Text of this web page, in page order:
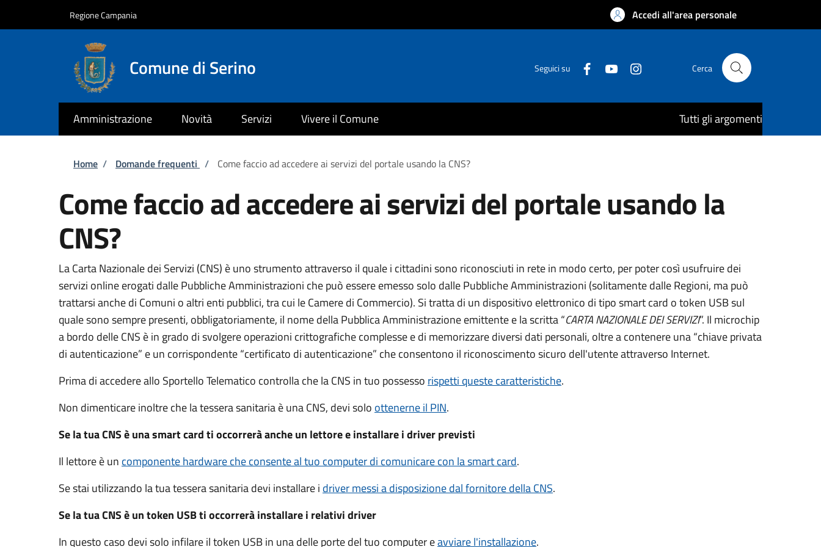
Regione Campania Accedi all'area personale
Comune di Serino Seguici su Cerca
Amministrazione Novità Servizi Vivere il Comune Tutti gli argomenti
Briciole di pane
Home / Domande frequenti / Come faccio ad accedere ai servizi del portale usando la CNS?
Come faccio ad accedere ai servizi del portale usando la
CNS?
La Carta Nazionale dei Servizi (CNS) è uno strumento attraverso il quale i cittadini sono riconosciuti in rete in modo certo, per poter così usufruire dei
servizi online erogati dalle Pubbliche Amministrazioni che può essere emesso solo dalle Pubbliche Amministrazioni (solitamente dalle Regioni, ma può
trattarsi anche di Comuni o altri enti pubblici, tra cui le Camere di Commercio). Si tratta di un dispositivo elettronico di tiposmart card o token USBsul
quale sono sempre presenti, obbligatoriamente, il nome della Pubblica Amministrazione emittente e la scritta “CARTA NAZIONALE DEI SERVIZI”. Il microchip
a bordo delle CNS è in grado di svolgere operazioni crittografiche complesse e di memorizzare diversi dati personali, oltre a contenere una “chiave privata
di autenticazione” e un corrispondente “certificato di autenticazione” che consentono il riconoscimento sicuro dell'utente attraverso Internet.
Prima di accedere allo Sportello Telematico controlla che la CNS in tuo possesso rispetti queste caratteristiche.
Non dimenticare inoltre che la tessera sanitaria è una CNS, devi solo ottenerne il PIN.
Se la tua CNS è una smart card ti occorrerà anche un lettore e installare i driver previsti
Il lettore è un componente hardware che consente al tuo computer di comunicare con la smart card.
Se stai utilizzando la tua tessera sanitaria devi installare i drivermessi a disposizione dal fornitore della CNS.
Se la tua CNS è un token USB ti occorrerà installare i relativi driver
In questo caso devi solo infilare il token USB in una delle porte del tuo computer eavviare l'installazione.